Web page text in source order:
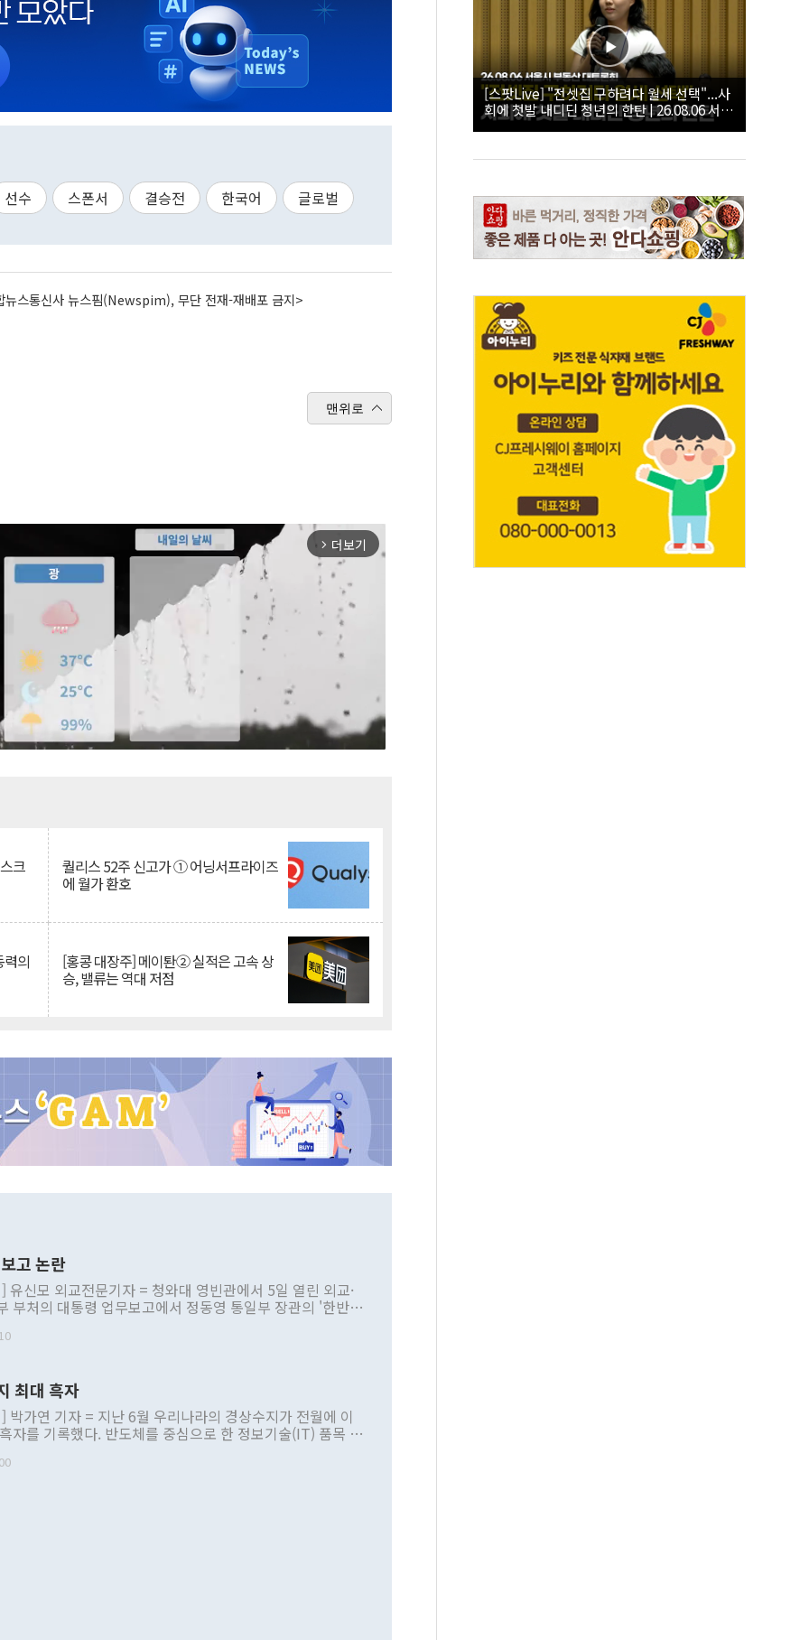
선수 스폰서 결승전 한국어 글로벌
뉴스통신사 뉴스핌(Newspim), 무단 전재-재배포 금지>
맨위로
arrow_forward_ios 더보기
크 퀄리스 52주 신고가 ① 어닝서프라이즈
에 월가 환호
의 [홍콩 대장주] 메이퇀② 실적은 고속 상
승, 밸류는 역대 저점
고 논란
유신모 외교전문기자 = 청와대 영빈관에서 5일 열린 외교·
부처의 대통령 업무보고에서 정동영 통일부 장관의 '한반도
부 내 조율을 거치지 않은 사안을 정책으로 추진하겠다고 공
근거한 비현실적 구상'이라는 비판을 내놨다. 그동안 정 장
관련 발언이 물의를 빚은 적은 여러 번 있지만 대통령과 유
공개적으로 부정적 입장을 표명한 것은 이례적이다. 정 장
북 접근법과 월권을 제어해야 한다는 목소리도 높아지고 있
최대 흑자
박가연 기자 = 지난 6월 우리나라의 경상수지가 전월에 이
자를 기록했다. 반도체를 중심으로 한 정보기술(IT) 품목 수
르
[스팟Live] "전셋집 구하려다 월세 선택"...사
회에 첫발 내디딘 청년의 한탄 | 26.08.06 서울
시 부동산 대토론회